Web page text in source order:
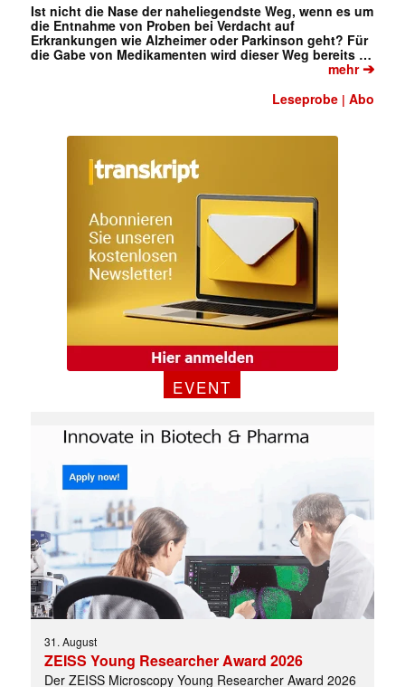
Ist nicht die Nase der naheliegendste Weg, wenn es um
die Entnahme von Proben bei Verdacht auf
Erkrankungen wie Alzheimer oder Parkinson geht? Für
die Gabe von Medikamenten wird dieser Weg bereits …
mehr➔
Leseprobe |Abo
EVENT
31. August
ZEISS Young Researcher Award 2026
Der ZEISS Microscopy Young Researcher Award 2026